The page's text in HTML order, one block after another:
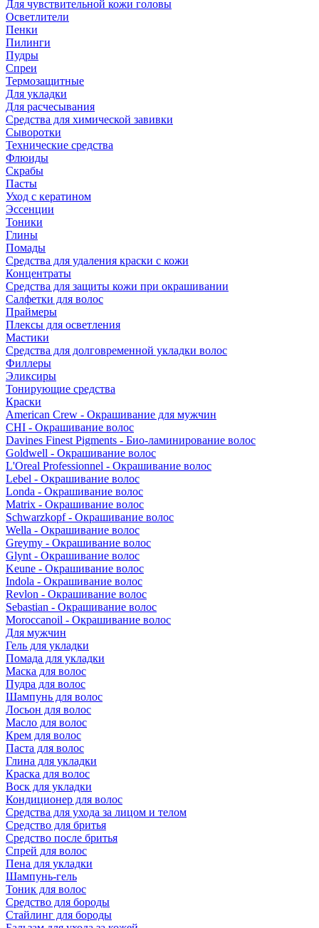
Для чувствительной кожи головы
Осветлители
Пенки
Пилинги
Пудры
Спреи
Термозащитные
Для укладки
Для расчесывания
Средства для химической завивки
Сыворотки
Технические средства
Флюиды
Скрабы
Пасты
Уход с кератином
Эссенции
Тоники
Глины
Помады
Средства для удаления краски с кожи
Концентраты
Средства для защиты кожи при окрашивании
Салфетки для волос
Праймеры
Плексы для осветления
Мастики
Средства для долговременной укладки волос
Филлеры
Эликсиры
Тонирующие средства
Краски
American Crew - Окрашивание для мужчин
CHI - Окрашивание волос
Davines Finest Pigments - Био-ламинирование волос
Goldwell - Окрашивание волос
L'Oreal Professionnel - Окрашивание волос
Lebel - Окрашивание волос
Londa - Окрашивание волос
Matrix - Окрашивание волос
Schwarzkopf - Окрашивание волос
Wella - Окрашивание волос
Greymy - Окрашивание волос
Glynt - Окрашивание волос
Keune - Окрашивание волос
Indola - Окрашивание волос
Revlon - Окрашивание волос
Sebastian - Окрашивание волос
Moroccanoil - Окрашивание волос
Для мужчин
Гель для укладки
Помада для укладки
Маска для волос
Пудра для волос
Шампунь для волос
Лосьон для волос
Масло для волос
Крем для волос
Паста для волос
Глина для укладки
Краска для волос
Воск для укладки
Кондиционер для волос
Средства для ухода за лицом и телом
Средство для бритья
Средство после бритья
Спрей для волос
Пена для укладки
Шампунь-гель
Тоник для волос
Средство для бороды
Стайлинг для бороды